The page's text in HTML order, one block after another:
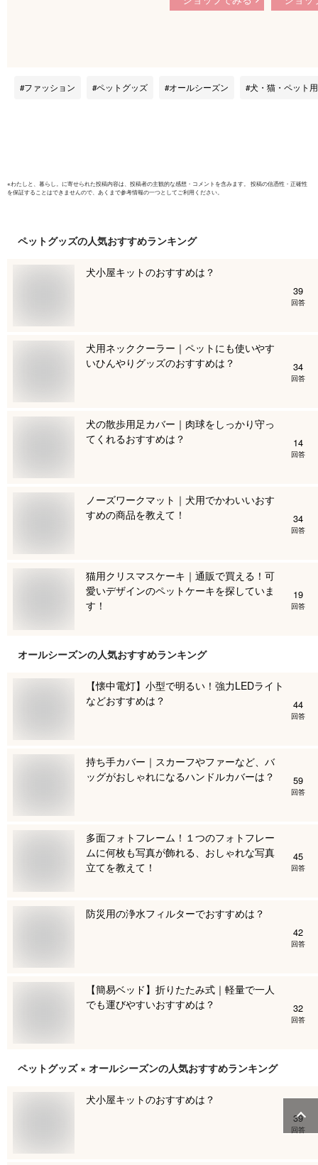
不要 猫 犬 ペット 自
レー付き 大容量 ペ
容量
水予防 受
ファッション ペットグッズ オールシーズン 犬・猫・ペット用
※わたしと、暮らし。 に寄せられた投稿内容は、投稿者の主観的な感想・コメントを含みます。 投稿の信憑性・正確性
を保証することはできませんので、あくまで参考情報の一つとしてご利用ください。
ペットグッズの人気おすすめランキング
犬小屋キットのおすすめは？
39
回答
犬用ネッククーラー｜ペットにも使いやす
いひんやりグッズのおすすめは？
34
回答
犬の散歩用足カバー｜肉球をしっかり守っ
てくれるおすすめは？
14
回答
ノーズワークマット｜犬用でかわいいおす
すめの商品を教えて！
34
回答
猫用クリスマスケーキ｜通販で買える！可
愛いデザインのペットケーキを探していま
す！
19
回答
オールシーズンの人気おすすめランキング
【懐中電灯】小型で明るい！強力LEDライト
などおすすめは？
44
回答
持ち手カバー｜スカーフやファーなど、バ
ッグがおしゃれになるハンドルカバーは？
59
回答
多面フォトフレーム！１つのフォトフレー
ムに何枚も写真が飾れる、おしゃれな写真
立てを教えて！
45
回答
防災用の浄水フィルターでおすすめは？
42
回答
【簡易ベッド】折りたたみ式｜軽量で一人
でも運びやすいおすすめは？
32
回答
ペットグッズ × オールシーズンの人気おすすめランキング
犬小屋キットのおすすめは？
39
回答